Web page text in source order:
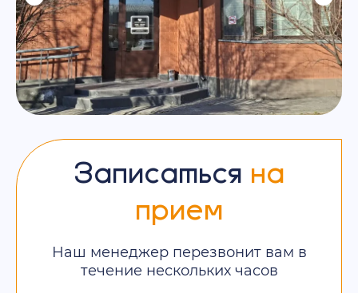
Записаться на
прием
Наш менеджер перезвонит вам в
течение нескольких часов